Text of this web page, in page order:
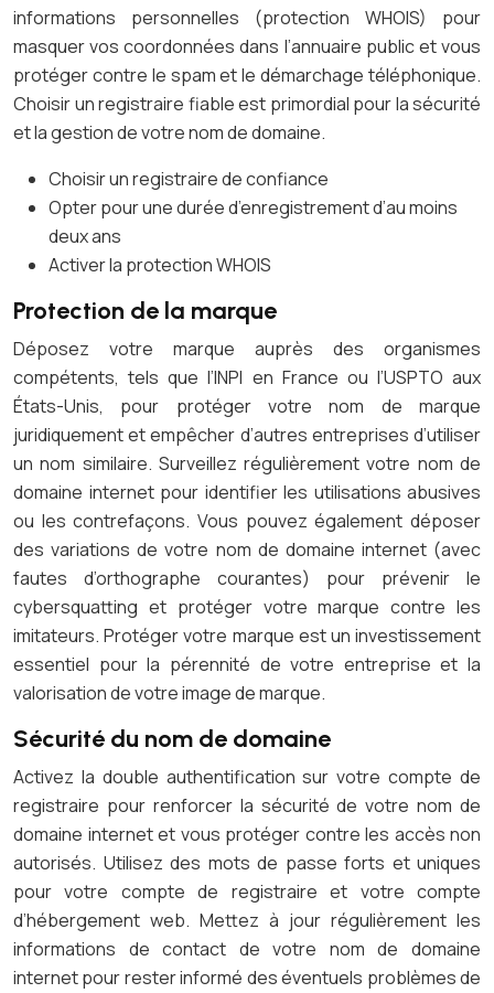
informations personnelles (protection WHOIS) pour
masquer vos coordonnées dans l’annuaire public et vous
protéger contre le spam et le démarchage téléphonique.
Choisir un registraire fiable est primordial pour la sécurité
et la gestion de votre nom de domaine.
Choisir un registraire de confiance
Opter pour une durée d’enregistrement d’au moins
deux ans
Activer la protection WHOIS
Protection de la marque
Déposez votre marque auprès des organismes
compétents, tels que l’INPI en France ou l’USPTO aux
États-Unis, pour protéger votre nom de marque
juridiquement et empêcher d’autres entreprises d’utiliser
un nom similaire. Surveillez régulièrement votre nom de
domaine internet pour identifier les utilisations abusives
ou les contrefaçons. Vous pouvez également déposer
des variations de votre nom de domaine internet (avec
fautes d’orthographe courantes) pour prévenir le
cybersquatting et protéger votre marque contre les
imitateurs. Protéger votre marque est un investissement
essentiel pour la pérennité de votre entreprise et la
valorisation de votre image de marque.
Sécurité du nom de domaine
Activez la double authentification sur votre compte de
registraire pour renforcer la sécurité de votre nom de
domaine internet et vous protéger contre les accès non
autorisés. Utilisez des mots de passe forts et uniques
pour votre compte de registraire et votre compte
d’hébergement web. Mettez à jour régulièrement les
informations de contact de votre nom de domaine
internet pour rester informé des éventuels problèmes de